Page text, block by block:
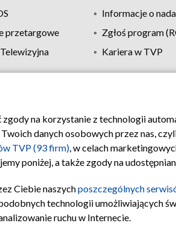
Informacje o
przetargowe Zgłoś program
Kariera w TVP
Polityka prywatności Moje
na korzystanie z technologii
danych osobowych przez nas,
TVP (93 firm), w celach
poniżej, a także zgody na
Ciebie naszychposzczególnych
technologii umożliwiających
ruchu w Internecie.